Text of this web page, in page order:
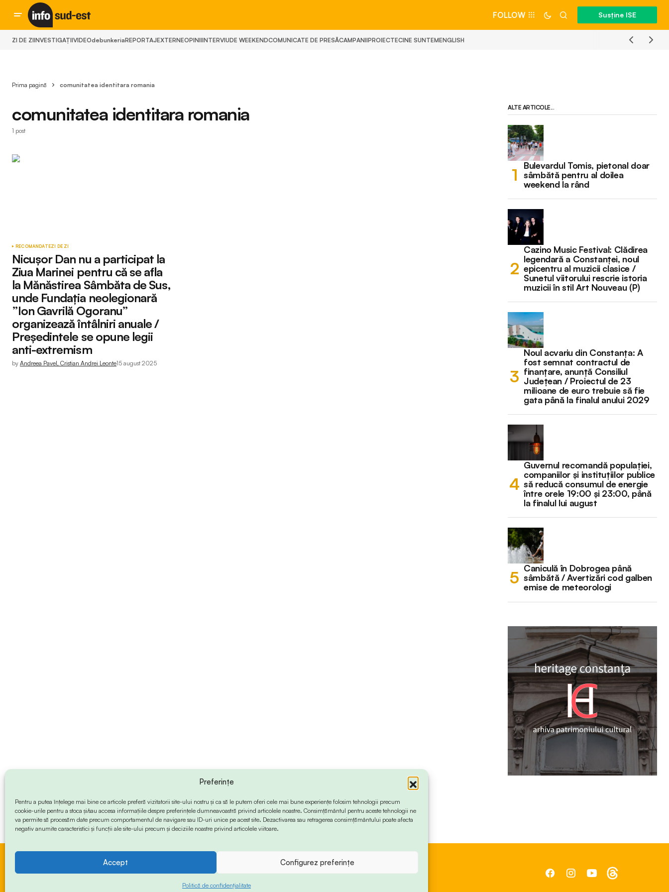
Preferințe
Pentru a putea înțelege mai bine ce articole preferă vizitatorii site-ului nostru și ca să le putem oferi cele mai bune experiențe folosim tehnologii precum
cookie-urile pentru a stoca și/sau accesa informațiile despre preferințele dumneavoastră privind articolele noastre. Consimțământul pentru aceste tehnologii ne
va permite să procesăm date precum comportamentul de navigare sau ID-uri unice pe acest site. Dezactivarea sau retragerea consimțământului poate afecta
negativ anumite caracteristici și funcții ale site-ului precum și deciziile noastre privind articolele viitoare.
Accept Configurez preferințe
Politică de confidențialitate
FOLLOW Susține ISE
ZI DE ZIINVESTIGAȚIIVIDEOdebunkeriaREPORTAJEXTERNEOPINIIINTERVIUDE WEEKENDCOMUNICATE DE PRESĂCAMPANIIPROIECTECINE SUNTEMENGLISH
Prima pagină comunitatea identitara romania
comunitatea identitara romania
1 post
RECOMANDATEZI DE ZI
Nicușor Dan nu a participat la
Ziua Marinei pentru că se afla
la Mănăstirea Sâmbăta de Sus,
unde Fundația neolegionară
”Ion Gavrilă Ogoranu”
organizează întâlniri anuale /
Președintele se opune legii
anti-extremism
by Andreea Pavel, Cristian Andrei Leonte15 august 2025
ALTE ARTICOLE...
Bulevardul Tomis, pietonal doar
sâmbătă pentru al doilea
weekend la rând
Cazino Music Festival: Clădirea
legendară a Constanței, noul
epicentru al muzicii clasice /
Sunetul viitorului rescrie istoria
muzicii în stil Art Nouveau (P)
Noul acvariu din Constanța: A
fost semnat contractul de
finanțare, anunță Consiliul
Județean / Proiectul de 23
milioane de euro trebuie să fie
gata până la finalul anului 2029
Guvernul recomandă populației,
companiilor și instituțiilor publice
să reducă consumul de energie
între orele 19:00 și 23:00, până
la finalul lui august
Caniculă în Dobrogea până
sâmbătă / Avertizări cod galben
emise de meteorologi
© 2024 Info-Sud-Est. All Rights Reserved.